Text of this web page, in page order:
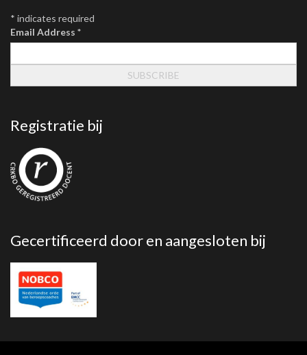
* indicates required
Email Address *
Registratie bij
Gecertificeerd door en aangesloten bij